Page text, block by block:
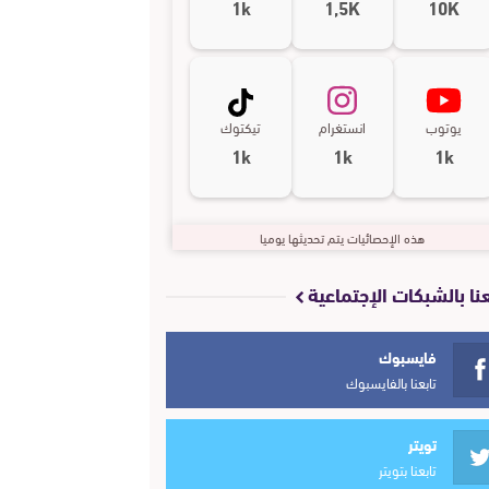
يوتوب
1k
انستغرام
1k
تيكتوك
1k
هذه الإحصائيات يتم تحديثها يوميا
بالشبكات الإجتماعية
فايسبوك
تابعنا بالفايسبوك
تويتر
تابعنا بتويتر